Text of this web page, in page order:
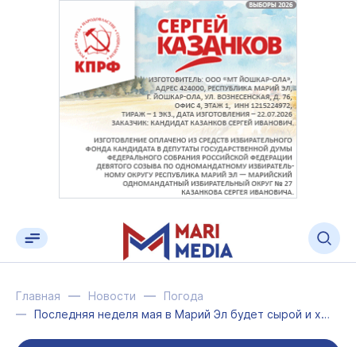
Главная Новости
Погода
Последняя неделя мая в Марий Эл будет сырой и холодной